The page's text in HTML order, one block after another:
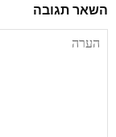
השאר תגובה